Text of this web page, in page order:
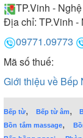
TP.Vinh -
Địa chỉ: TP.Vinh -
09771.09773
Mã số thuế:
Giới thiệu về
Bếp từ, Bếp từ âm,
Bồn tắm massage,